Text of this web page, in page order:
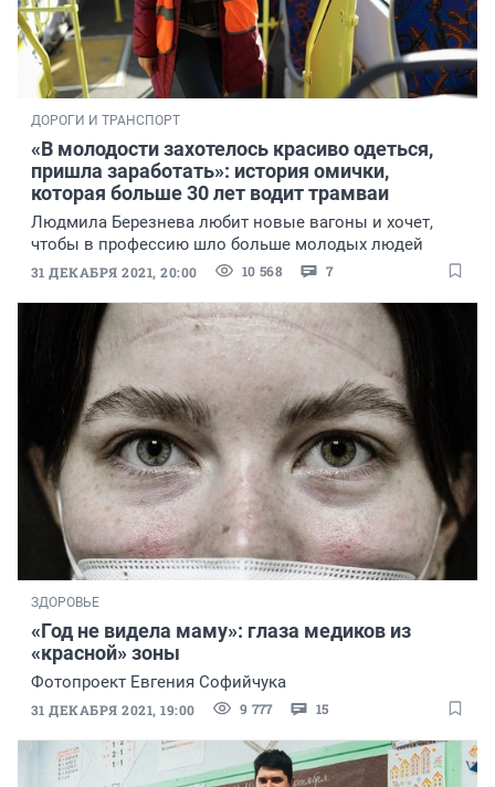
ДОРОГИ И ТРАНСПОРТ
«В молодости захотелось красиво одеться,
пришла заработать»: история омички,
которая больше 30 лет водит трамваи
Людмила Березнева любит новые вагоны и хочет,
чтобы в профессию шло больше молодых людей
31 ДЕКАБРЯ 2021, 20:00 10 568 7
ЗДОРОВЬЕ
«Год не видела маму»: глаза медиков из
«красной» зоны
Фотопроект Евгения Софийчука
31 ДЕКАБРЯ 2021, 19:00 9 777 15